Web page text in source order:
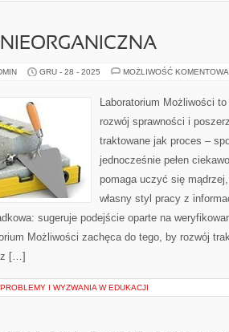
GRU - 28 - 2025 MOŻLIWOŚĆ
Laboratorium Możliwości
rozwój sprawności i
traktowane jak proces –
jednocześnie pełen
pomaga uczyć się
własny styl pracy z
sugeruje podejście oparte na
Możliwości zachęca do tego, by rozwój
[…]
PROBLEMY I WYZWANIA W EDUKACJI